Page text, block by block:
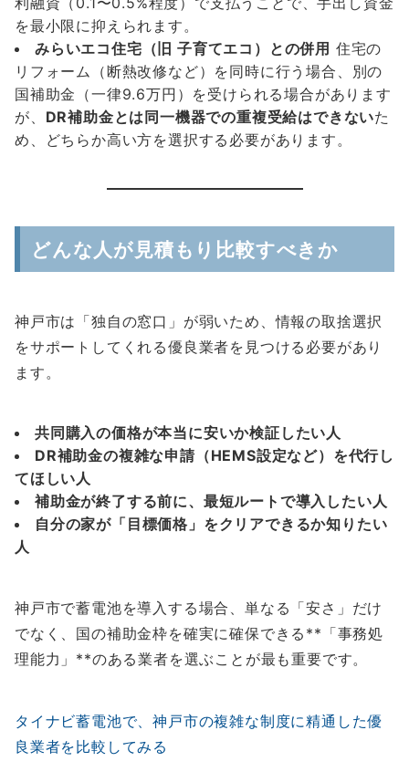
を最小限に抑えられます。
みらいエコ住宅（旧 子育てエコ）との併用 住宅の
リフォーム（断熱改修など）を同時に行う場合、別の
国補助金（一律9.6万円）を受けられる場合があります
が、 DR補助金とは同一機器での重複受給はできないた
め、どちらか高い方を選択する必要があります。
どんな人が見積もり比較すべきか
神戸市は「独自の窓口」が弱いため、情報の取捨選択
をサポートしてくれる優良業者を見つける必要があり
ます。
共同購入の価格が本当に安いか検証したい人
DR補助金の複雑な申請（HEMS設定など）を代行し
てほしい人
補助金が終了する前に、最短ルートで導入したい人
自分の家が「目標価格」をクリアできるか知りたい
人
神戸市で蓄電池を導入する場合、単なる「安さ」だけ
でなく、国の補助金枠を確実に確保できる**「事務処
理能力」**のある業者を選ぶことが最も重要です。
タイナビ蓄電池で、神戸市の複雑な制度に精通した優
良業者を比較してみる